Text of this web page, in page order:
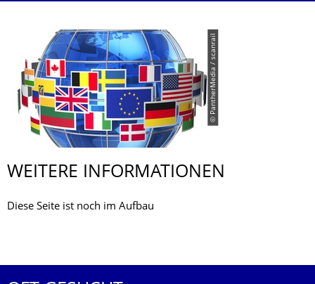
© PantherMedia / scanrail
WEITERE INFORMATIONEN
Diese Seite ist noch im Aufbau